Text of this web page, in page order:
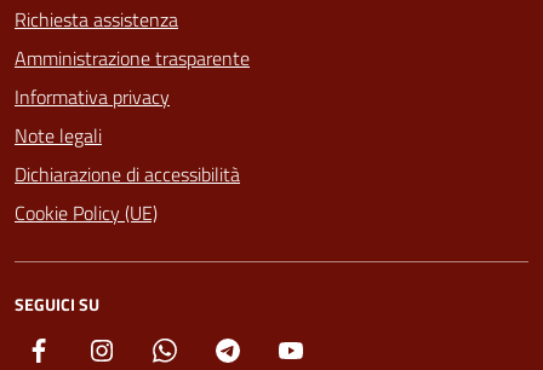
Richiesta assistenza
Amministrazione trasparente
Informativa privacy
Note legali
Dichiarazione di accessibilità
Cookie Policy (UE)
SEGUICI SU
Facebook Instagram Whatsapp Telegram